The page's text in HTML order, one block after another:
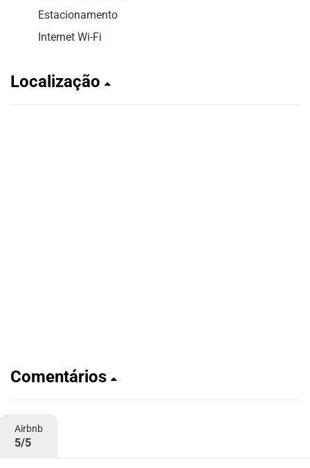
Estacionamento
Internet Wi-Fi
Localização
Comentários
Airbnb
5/5